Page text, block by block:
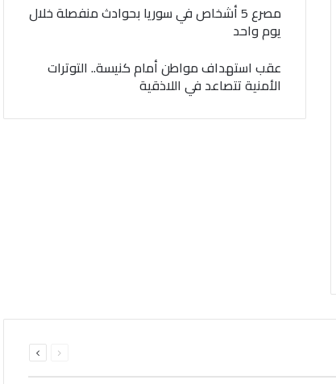
مصرع 5 أشخاص في سوريا بحوادث منفصلة خلال
يوم واحد
عقب استهداف مواطن أمام كنيسة.. التوترات
الأمنية تتصاعد في اللاذقية
الصفحةالصفحة